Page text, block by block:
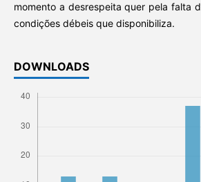
momento a desrespeita quer pela falta
condições débeis que disponibiliza.
DOWNLOADS